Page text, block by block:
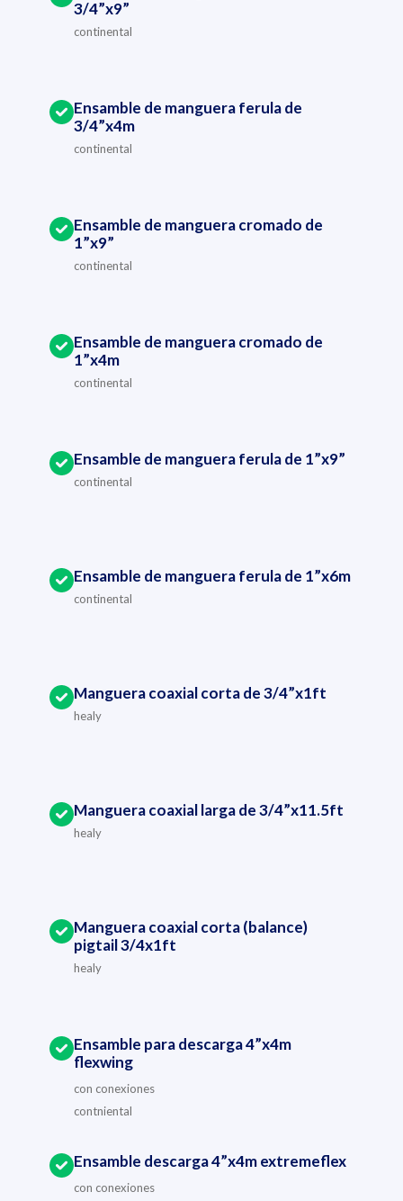
3/4”x9”
continental
Ensamble de manguera ferula de
3/4”x4m
continental
Ensamble de manguera cromado de
1”x9”
continental
Ensamble de manguera cromado de
1”x4m
continental
Ensamble de manguera ferula de 1”x9”
continental
Ensamble de manguera ferula de 1”x6m
continental
Manguera coaxial corta de 3/4”x1ft
healy
Manguera coaxial larga de 3/4”x11.5ft
healy
Manguera coaxial corta (balance)
pigtail 3/4x1ft
healy
Ensamble para descarga 4”x4m
flexwing
con conexiones
contniental
Ensamble descarga 4”x4m extremeflex
con conexiones